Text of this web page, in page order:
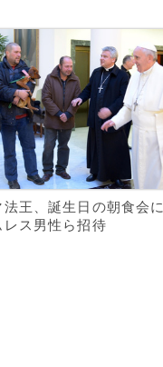
法王、誕生日の朝食会に
レス男性ら招待